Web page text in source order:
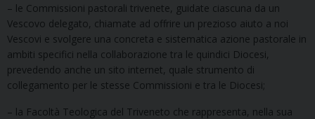
– le Commissioni pastorali trivenete, guidate ciascuna da un
Vescovo delegato, chiamate ad offrire un prezioso aiuto a noi
Vescovi e svolgere una concreta e sistematica azione pastorale in
ambiti specifici nella collaborazione tra le quindici Diocesi,
prevedendo anche un sito internet, quale strumento di
collegamento per le stesse Commissioni e tra le Diocesi;
– la Facoltà Teologica del Triveneto che rappresenta, nella sua